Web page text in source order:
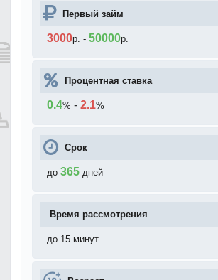
Первый займ
3000р. - 50000р.
Процентная ставка
0.4% - 2.1%
Срок
до 365 дней
Время рассмотрения
до 15 минут